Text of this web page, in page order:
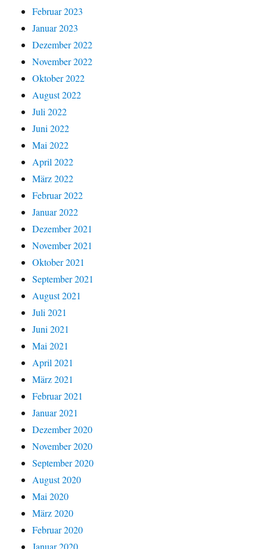
Februar 2023
Januar 2023
Dezember 2022
November 2022
Oktober 2022
August 2022
Juli 2022
Juni 2022
Mai 2022
April 2022
März 2022
Februar 2022
Januar 2022
Dezember 2021
November 2021
Oktober 2021
September 2021
August 2021
Juli 2021
Juni 2021
Mai 2021
April 2021
März 2021
Februar 2021
Januar 2021
Dezember 2020
November 2020
September 2020
August 2020
Mai 2020
März 2020
Februar 2020
Januar 2020